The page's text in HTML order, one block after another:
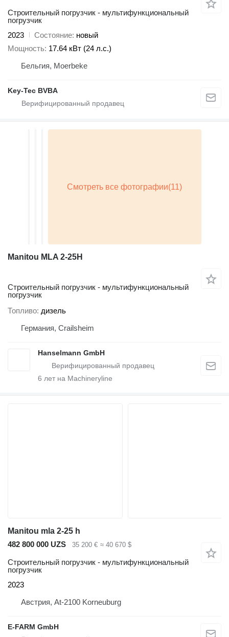
Строительный погрузчик - мультифункциональный
погрузчик
2023
Состояние новый
Мощность 17.64 кВт (24 л.с.)
Бельгия, Moerbeke
Key-Tec BVBA
Manitou MLA 2-25H
Строительный погрузчик - мультифункциональный
погрузчик
Топливо дизель
Германия, Crailsheim
Hanselmann GmbH
6 лет на Machineryline
Manitou mla 2-25 h
482 800 000 UZS
35 200 € ≈ 40 670 $
Строительный погрузчик - мультифункциональный
погрузчик
2023
Австрия, At-2100 Korneuburg
E-FARM GmbH